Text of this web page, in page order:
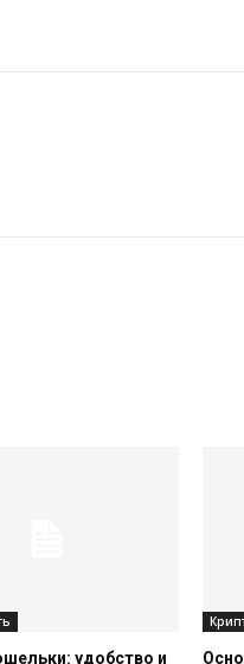
удобство и